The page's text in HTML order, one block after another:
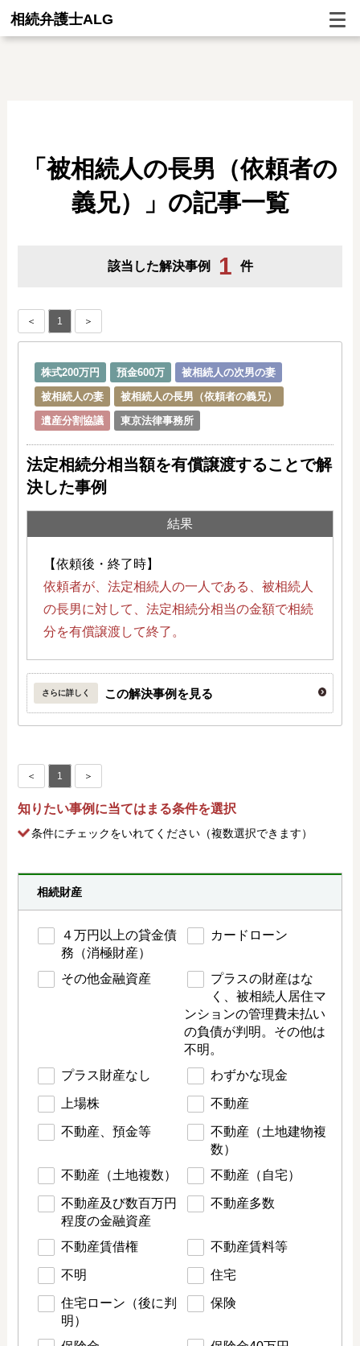
相続弁護士ALG
「被相続人の長男（依頼者の
義兄）」の記事一覧
該当した解決事例 1 件
＜ 1 ＞
株式200万円 預金600万
被相続人の次男の妻
被相続人の妻
被相続人の長男（依頼者の義兄）
遺産分割協議
東京法律事務所
法定相続分相当額を有償譲渡することで解
決した事例
結果
【依頼後・終了時】
依頼者が、法定相続人の一人である、被相続人
の長男に対して、法定相続分相当の金額で相続
分を有償譲渡して終了。
さらに詳しく この解決事例を見る
＜ 1 ＞
知りたい事例に当てはまる条件を選択
条件にチェックをいれてください（複数選択できます）
相続財産
４万円以上の貸金債
務（消極財産）
カードローン
その他金融資産
プラスの財産はな
く、被相続人居住マ
ンションの管理費未払い
の負債が判明。その他は
不明。
プラス財産なし
わずかな現金
上場株 不動産
不動産、預金等
不動産（土地建物複
数）
不動産（土地複数）
不動産（自宅）
不動産及び数百万円
程度の金融資産
不動産多数
不動産賃借権 不動産賃料等
不明 住宅
住宅ローン（後に判
明）
保険